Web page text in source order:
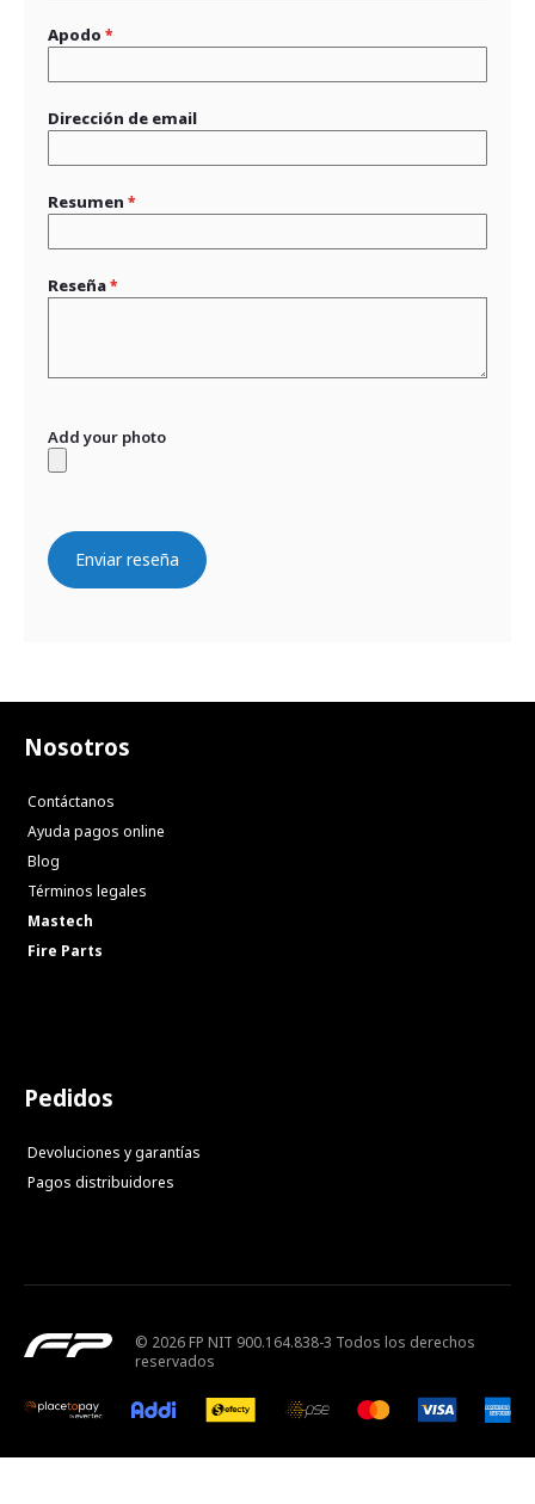
Apodo
Dirección de email
Resumen
Reseña
Add your photo
Enviar reseña
Nosotros
Contáctanos
Ayuda pagos online
Blog
Términos legales
Mastech
Fire Parts
Pedidos
Devoluciones y garantías
Pagos distribuidores
© 2026 FP NIT 900.164.838-3 Todos los derechos
reservados